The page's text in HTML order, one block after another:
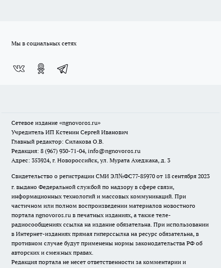
Мы в социальных сетях
Сетевое издание «ngnovoros.ru»
Учредитель ИП Кстенин Сергей Иванович
Главный редактор: Силакова О.В.
Редакция: 8 (967) 930-71-04, info@ngnovoros.ru
Адрес: 353924, г. Новороссийск, ул. Мурата Ахеджака, д. 3
Свидетельство о регистрации СМИ ЭЛ№ФС77-85970 от 18 сентября 2023
г. выдано Федеральной службой по надзору в сфере связи,
информационных технологий и массовых коммуникаций. При
частичном или полном воспроизведении материалов новостного
портала ngnovoros.ru в печатных изданиях, а также теле-
радиосообщениях ссылка на издание обязательна. При использовании
в Интернет-изданиях прямая гиперссылка на ресурс обязательна, в
противном случае будут применены нормы законодательства РФ об
авторских и смежных правах.
Редакция портала не несет ответственности за комментарии и